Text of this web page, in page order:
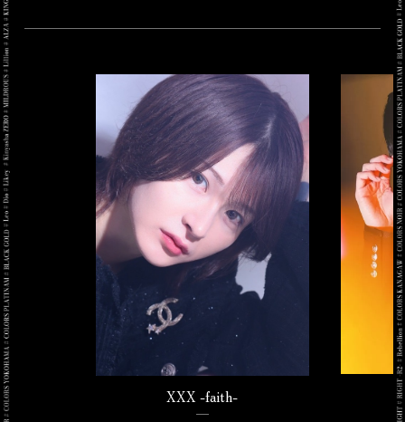
XXX -faith-